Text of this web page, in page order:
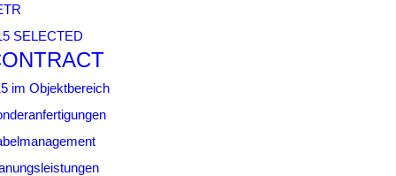
SELECTED
im Objektbereich